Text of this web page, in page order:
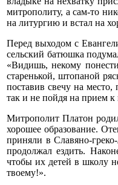
митрополиту, а сам-то
на литургию и встал на
Перед выходом с
сельский батюшка
«Видишь, некому
старенькой, штопаной
поставив свечу на
так и не пойдя на прием
Митрополит Платон
хорошее образование.
приняли в Славяно-
продолжал ездить.
чтобы их детей в школу
твоему!».